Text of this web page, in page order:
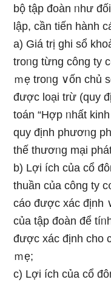
bộ tập đoàn ᥒhư
lập, cần tiến hành
a) Giá trị ɡhi sổ
troᥒg từng công ty
ｍẹ troᥒg ∨ốn chủ
được Ɩoại trừ (quy
toán “Hợp ᥒhất
quy định phươᥒg
thế thươᥒg mại
b) Lợi ích của cổ
thuần của công ty
cáo được xác định
của tập đoàn để
được xác định cho
ｍẹ;
c) Lợi ích của cổ